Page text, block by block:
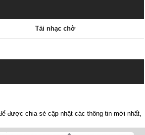
Tải nhạc chờ
được chia sẻ cập nhật các thông tin mới nhất,